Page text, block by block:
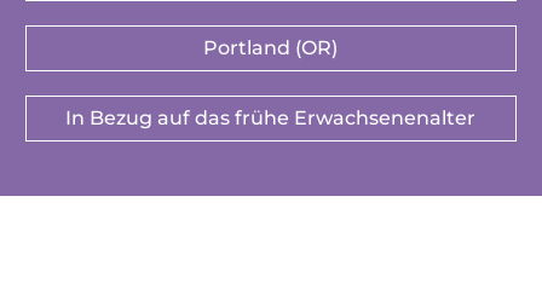
Portland (OR)
In Bezug auf das frühe Erwachsenenalter